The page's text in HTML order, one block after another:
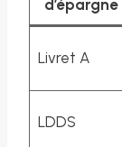
d’épargne
Livret A
LDDS